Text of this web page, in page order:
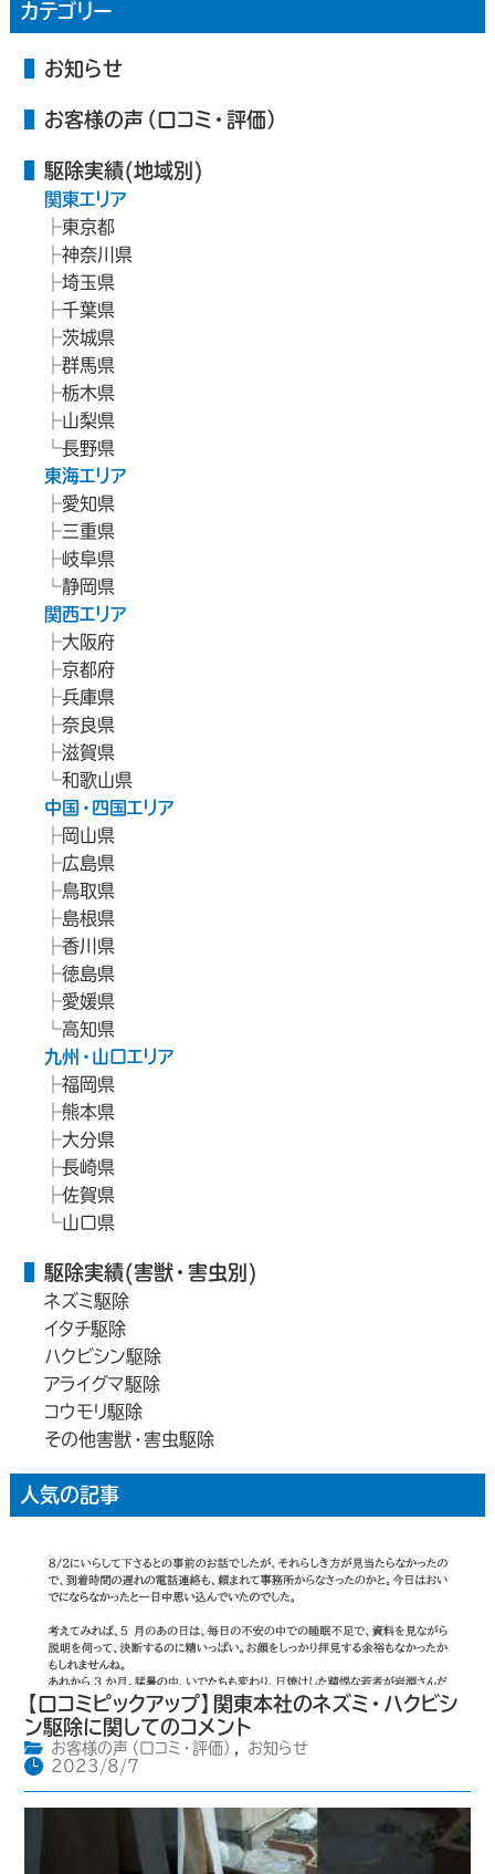
カテゴリー
お知らせ
お客様の声（口コミ・評価）
駆除実績(地域別)
関東エリア
東京都
神奈川県
埼玉県
千葉県
茨城県
群馬県
栃木県
山梨県
長野県
東海エリア
愛知県
三重県
岐阜県
静岡県
関西エリア
大阪府
京都府
兵庫県
奈良県
滋賀県
和歌山県
中国・四国エリア
岡山県
広島県
鳥取県
島根県
香川県
徳島県
愛媛県
高知県
九州・山口エリア
福岡県
熊本県
大分県
長崎県
佐賀県
山口県
駆除実績(害獣・害虫別)
ネズミ駆除
イタチ駆除
ハクビシン駆除
アライグマ駆除
コウモリ駆除
その他害獣・害虫駆除
人気の記事
【口コミピックアップ】関東本社のネズミ・ハクビシ
ン駆除に関してのコメント
お客様の声（口コミ・評価） ,
お知らせ
2023/8/7